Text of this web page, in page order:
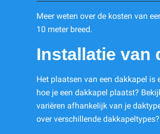
Meer weten over de kosten van
10 meter breed.
Installatie van
Het plaatsen van een dakkapel is
hoe je een dakkapel plaatst?
variëren afhankelijk van je
over verschillende